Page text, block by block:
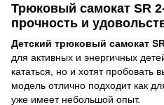
Трюковый самокат SR
прочность и
Детский трюковый самокат
для активных и энергичных
кататься, но и хотят пробовать
модель отлично подходит как
уже имеет небольшой опыт.